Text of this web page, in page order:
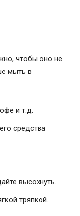
чтобы оно не
мыть в
и т.д.
средства
высохнуть.
тряпкой.